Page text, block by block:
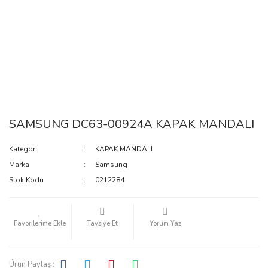
SAMSUNG DC63-00924A KAPAK MANDALI
Kategori
KAPAK MANDALI
Marka
Samsung
Stok Kodu
0212284
Tavsiye Et Yorum Yaz
Ürün Paylaş :